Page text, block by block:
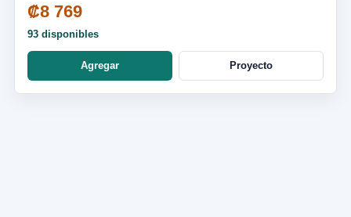
₡8 769
93 disponibles
Agregar Proyecto